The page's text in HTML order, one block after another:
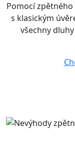
Pomocí
s klasickým
všechny